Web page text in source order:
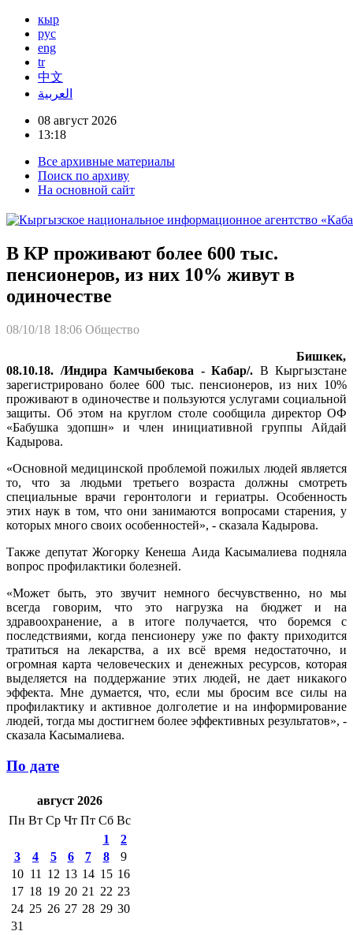
кыр
рус
eng
tr
中文
العربية
08 август 2026
13:18
Все архивные материалы
Поиск по архиву
На основной сайт
В КР проживают более 600 тыс.
пенсионеров, из них 10% живут в
одиночестве
08/10/18 18:06 Общество
Бишкек,
08.10.18. /Индира Камчыбекова - Кабар/. В Кыргызстане
зарегистрировано более 600 тыс. пенсионеров, из них 10%
проживают в одиночестве и пользуются услугами социальной
защиты. Об этом на круглом столе сообщила директор ОФ
«Бабушка эдопшн» и член инициативной группы Айдай
Кадырова.
«Основной медицинской проблемой пожилых людей является
то, что за людьми третьего возраста должны смотреть
специальные врачи геронтологи и гериатры. Особенность
этих наук в том, что они занимаются вопросами старения, у
которых много своих особенностей», - сказала Кадырова.
Также депутат Жогорку Кенеша Аида Касымалиева подняла
вопрос профилактики болезней.
«Может быть, это звучит немного бесчувственно, но мы
всегда говорим, что это нагрузка на бюджет и на
здравоохранение, а в итоге получается, что боремся с
последствиями, когда пенсионеру уже по факту приходится
тратиться на лекарства, а их всё время недостаточно, и
огромная карта человеческих и денежных ресурсов, которая
выделяется на поддержание этих людей, не дает никакого
эффекта. Мне думается, что, если мы бросим все силы на
профилактику и активное долголетие и на информирование
людей, тогда мы достигнем более эффективных результатов», -
сказала Касымалиева.
По дате
август 2026
Пн Вт Ср Чт Пт Сб Вс
1
2
3
4 5 6 7 8
9
10 11 12 13 14 15 16
17 18 19 20 21 22 23
24 25 26 27 28 29 30
31